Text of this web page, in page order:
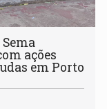
ações
em Porto